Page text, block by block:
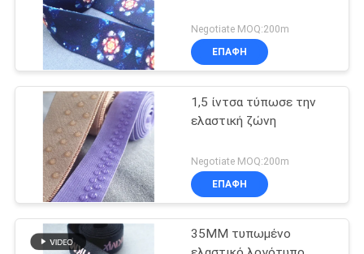
Negotiate MOQ:200m
ΕΠΑΦΉ
1,5 ίντσα τύπωσε την
ελαστική ζώνη
Negotiate MOQ:200m
ΕΠΑΦΉ
35MM τυπωμένο